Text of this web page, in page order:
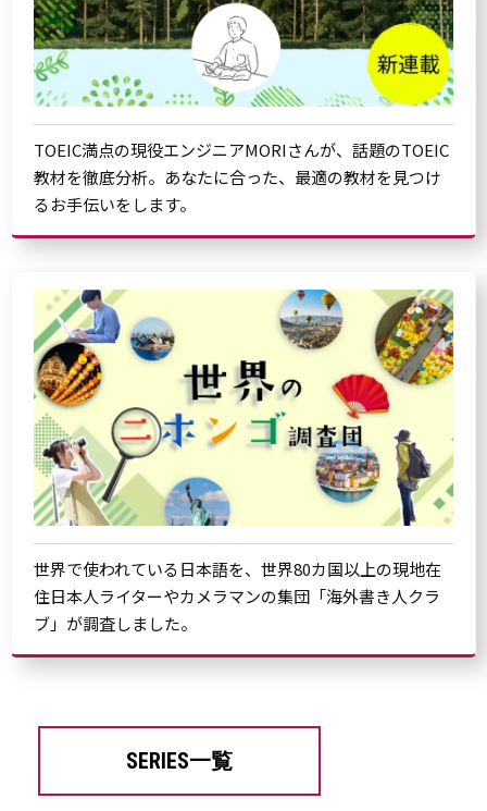
TOEIC満点の現役エンジニアMORIさんが、話題のTOEIC
教材を徹底分析。あなたに合った、最適の教材を見つけ
るお手伝いをします。
世界で使われている日本語を、世界80カ国以上の現地在
住日本人ライターやカメラマンの集団「海外書き人クラ
ブ」が調査しました。
SERIES一覧